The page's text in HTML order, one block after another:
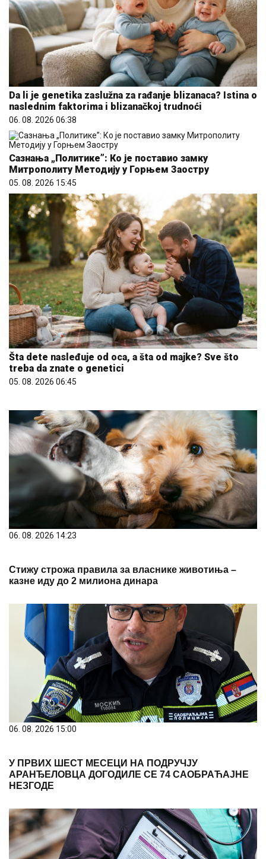
Da li je genetika zaslužna za rađanje blizanaca? Istina o
naslednim faktorima i blizanačkoj trudnoći
06. 08. 2026 06:38
Сазнања „Политике”: Ко је поставио замку
Митрополиту Методију у Горњем Заостру
05. 08. 2026 15:45
Šta dete nasleđuje od oca, a šta od majke? Sve što
treba da znate o genetici
05. 08. 2026 06:45
06. 08. 2026 14:23
Стижу строжа правила за власнике животиња –
казне иду до 2 милиона динара
06. 08. 2026 15:00
У ПРВИХ ШЕСТ МЕСЕЦИ НА ПОДРУЧЈУ
АРАНЂЕЛОВЦА ДОГОДИЛЕ СЕ 74 САОБРАЋАЈНЕ
НЕЗГОДЕ